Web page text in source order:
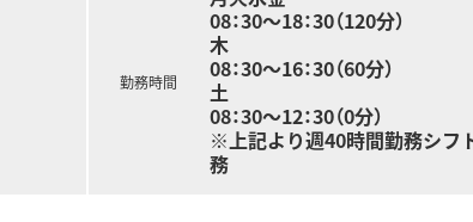
勤務時間
08：30～18：30（120分）
木
08：30～16：30（60分）
土
08：30～12：30（0分）
※上記より週40時間勤務シフ
務